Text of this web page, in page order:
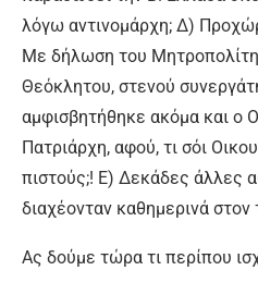
λόγω αντινομάρχη; Δ)
Με δήλωση του
Θεόκλητου, στενού
αμφισβητήθηκε ακόμα και ο
Πατριάρχη, αφού, τι σόι
πιστούς;! Ε) Δεκάδες άλλες
διαχέονταν καθημερινά στον
Ας δούμε τώρα τι περίπου